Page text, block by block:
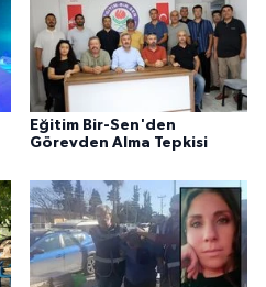
Eğitim Bir-Sen'den
Görevden Alma Tepkisi